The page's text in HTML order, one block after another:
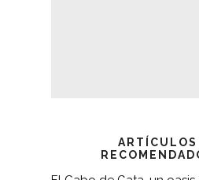
ARTÍCULOS